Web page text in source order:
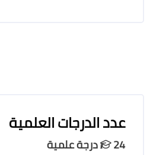
عدد الدرجات العلمية
24 درجة علمية